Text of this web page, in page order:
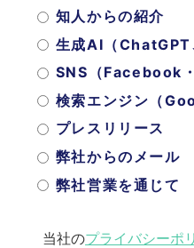
知人からの紹介
生成AI（ChatGPT
SNS（Facebook
検索エンジン（
プレスリリース
弊社からのメール
弊社営業を通じて
当社のプライバシーポ